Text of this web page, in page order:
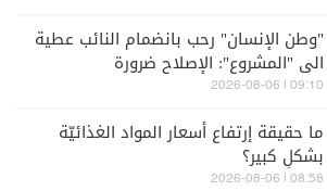
"وطن الإنسان" رحب بانضمام النائب عطية
الى "المشروع": الإصلاح ضرورة
09:10 | 2026-08-06
ما حقيقة إرتفاع أسعار المواد الغذائيّة
بشكلٍ كبير؟
08:58 | 2026-08-06